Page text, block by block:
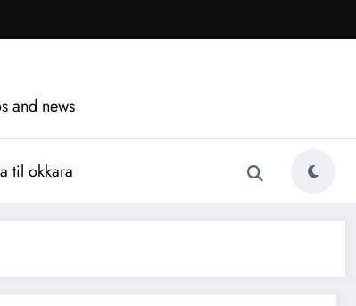
and news
til okkara